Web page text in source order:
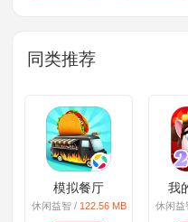
同类推荐
模拟餐厅
休闲益智 / 122.56 MB
我
休闲